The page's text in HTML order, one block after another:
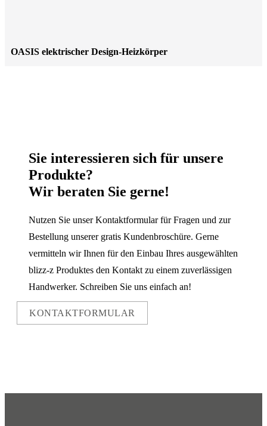
OASIS elektrischer Design-Heizkörper
Sie interessieren sich für unsere
Produkte?
Wir beraten Sie gerne!
Nutzen Sie unser Kontaktformular für Fragen und zur
Bestellung unserer gratis Kundenbroschüre. Gerne
vermitteln wir Ihnen für den Einbau Ihres ausgewählten
blizz-z Produktes den Kontakt zu einem zuverlässigen
Handwerker. Schreiben Sie uns einfach an!
KONTAKTFORMULAR